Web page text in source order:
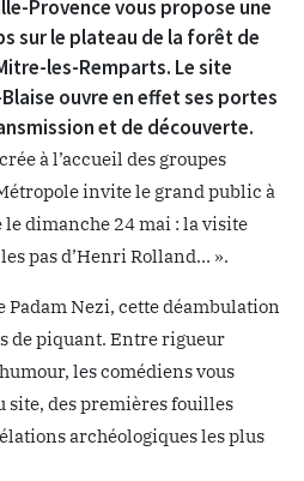
Provence vous propose une
sur le plateau de la forêt de
les-Remparts. Le site
ouvre en effet ses portes
et de découverte.
à l’accueil des groupes
invite le grand public à
dimanche 24 mai : la visite
pas d’Henri Rolland… ».
Padam Nezi, cette déambulation
de piquant. Entre rigueur
les comédiens vous
site, des premières fouilles
archéologiques les plus